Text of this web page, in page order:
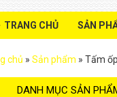
TRANG CHỦ SẢN
chủ » Sản phẩm » Tấm
DANH MỤC SẢN